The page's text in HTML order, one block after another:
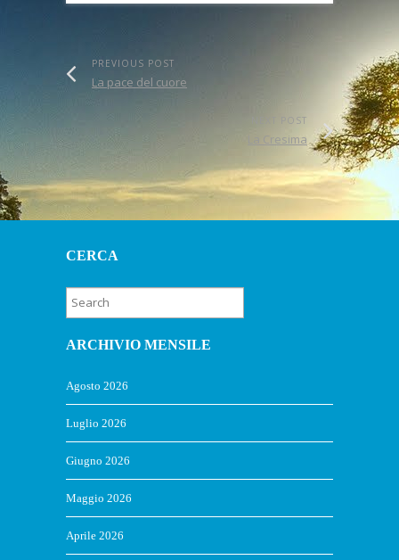
PREVIOUS POST
La pace del cuore
NEXT POST
La Cresima
CERCA
ARCHIVIO MENSILE
Agosto 2026
Luglio 2026
Giugno 2026
Maggio 2026
Aprile 2026